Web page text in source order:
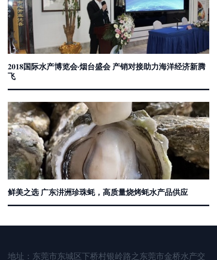
2018国际水产博览会·烟台盛会 产销对接助力海洋经济新腾
飞
鲜美之选 广东汫洲珍珠蚝，高质量烧烤蚝水产品供应
地址：东莞市东城区下桥村银岭路之东莞市金桥水产交